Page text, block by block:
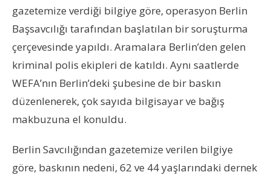
gazetemize verdiği bilgiye göre, operasyon Berlin
Başsavcılığı tarafından başlatılan bir soruşturma
çerçevesinde yapıldı. Aramalara Berlin’den gelen
kriminal polis ekipleri de katıldı. Aynı saatlerde
WEFA’nın Berlin’deki şubesine de bir baskın
düzenlenerek, çok sayıda bilgisayar ve bağış
makbuzuna el konuldu.
Berlin Savcılığından gazetemize verilen bilgiye
göre, baskının nedeni, 62 ve 44 yaşlarındaki dernek